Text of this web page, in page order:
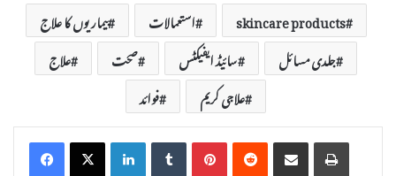
skincare products
استعمالات
بیماریوں کا علاج
جلدی مسائل
سائیڈ ایفیکٹس صحت
علاج
علاجی کریم
فوائد
LinkedInTumblrPinterestReddit Share via Email Print